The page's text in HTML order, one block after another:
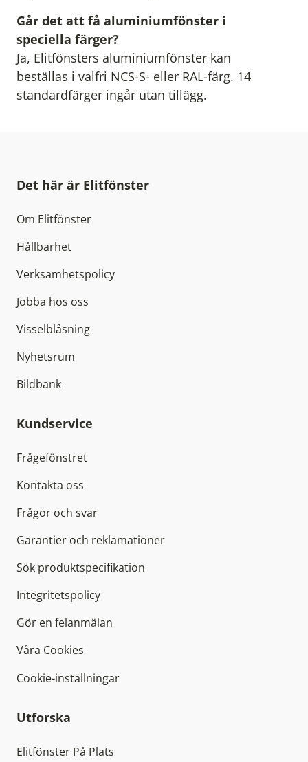
Går det att få aluminiumfönster i
speciella färger?
Ja, Elitfönsters aluminiumfönster kan
beställas i valfri NCS-S- eller RAL-färg. 14
standardfärger ingår utan tillägg.
Det här är Elitfönster
Om Elitfönster
Hållbarhet
Verksamhetspolicy
Jobba hos oss
Visselblåsning
Nyhetsrum
Bildbank
Kundservice
Frågefönstret
Kontakta oss
Frågor och svar
Garantier och reklamationer
Sök produktspecifikation
Integritetspolicy
Gör en felanmälan
Våra Cookies
Cookie-inställningar
Utforska
Elitfönster På Plats